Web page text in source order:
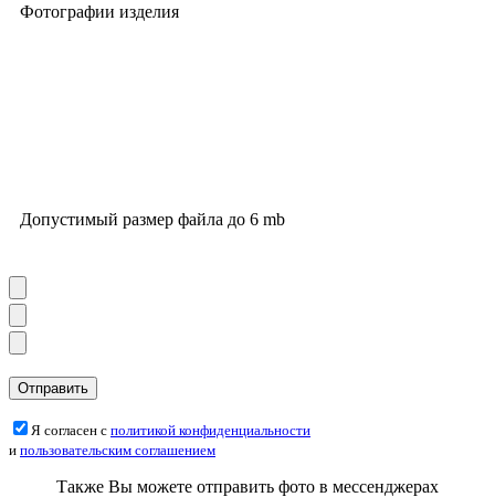
Фотографии изделия
Допустимый размер файла до 6 mb
Я согласен с политикой конфиденциальности
и пользовательским соглашением
Также Вы можете отправить фото в мессенджерах